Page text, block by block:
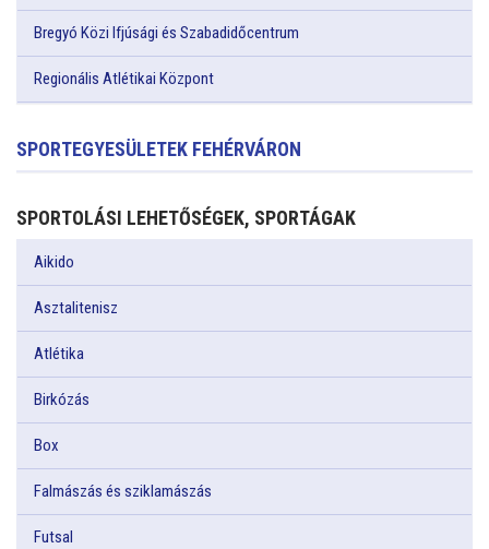
Bregyó Közi Ifjúsági és Szabadidőcentrum
Regionális Atlétikai Központ
SPORTEGYESÜLETEK FEHÉRVÁRON
SPORTOLÁSI LEHETŐSÉGEK, SPORTÁGAK
Aikido
Asztalitenisz
Atlétika
Birkózás
Box
Falmászás és sziklamászás
Futsal